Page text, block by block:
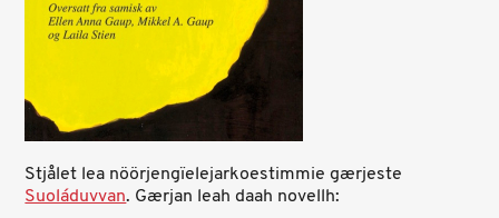
Stjålet lea nöörjengïelejarkoestimmie gærjeste
Suoláduvvan. Gærjan leah daah novellh: